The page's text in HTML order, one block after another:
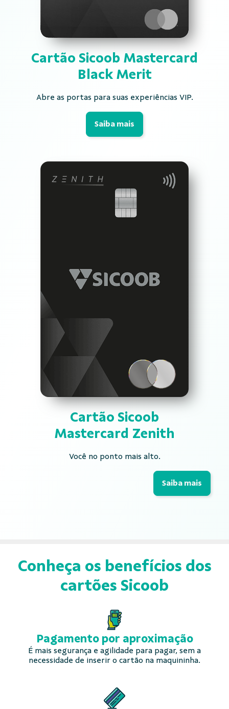
Cartão Sicoob Mastercard
Black Merit
Abre as portas para suas experiências VIP.
Saiba mais
Cartão Sicoob
Mastercard Zenith
Você no ponto mais alto.
Saiba mais
Conheça os benefícios dos
cartões Sicoob
Pagamento por aproximação
É mais segurança e agilidade para pagar, sem a
necessidade de inserir o cartão na maquininha.